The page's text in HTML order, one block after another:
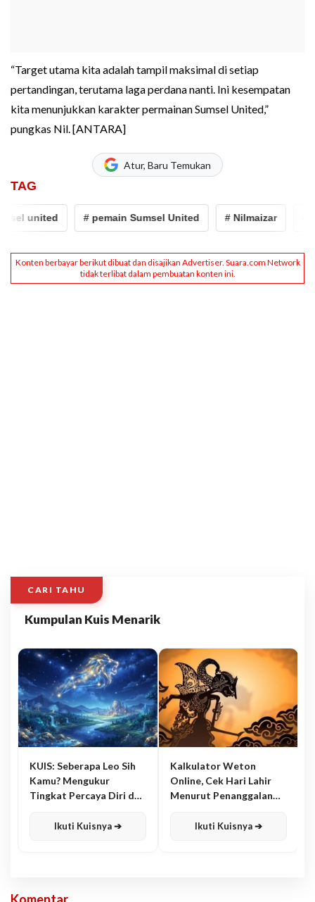
“Target utama kita adalah tampil maksimal di setiap
pertandingan, terutama laga perdana nanti. Ini kesempatan
kita menunjukkan karakter permainan Sumsel United,”
pungkas Nil. [ANTARA]
Atur, Baru Temukan
TAG
united # pemain Sumsel United # Nilmaizar
CARI TAHU
Kumpulan Kuis Menarik
KUIS: Seberapa Leo Sih
Kamu? Mengukur
Tingkat Percaya Diri dan
Ikuti Kuisnya ➔
Kalkulator Weton
Online, Cek Hari Lahir
Menurut Penanggalan
Ikuti Kuisnya ➔